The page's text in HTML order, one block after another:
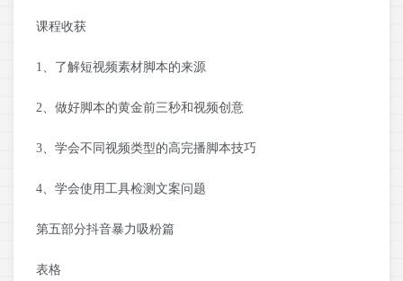
课程收获
1、了解短视频素材脚本的来源
2、做好脚本的黄金前三秒和视频创意
3、学会不同视频类型的高完播脚本技巧
4、学会使用工具检测文案问题
第五部分抖音暴力吸粉篇
表格